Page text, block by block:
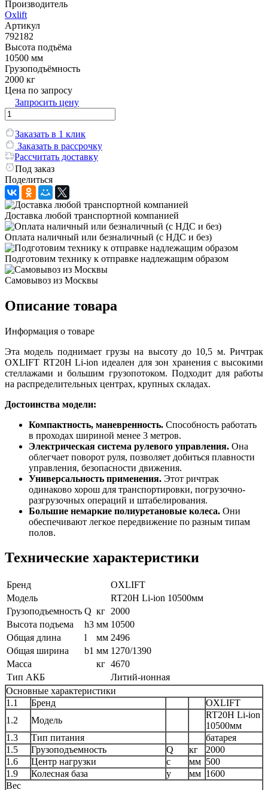
Производитель
Oxlift
Артикул
792182
Высота подъёма
10500 мм
Грузоподъёмность
2000 кг
Цена по запросу
Запросить цену
Заказать в 1 клик
Заказать в рассрочку
Рассчитать доставку
Под заказ
Поделиться
Доставка любой транспортной компанией
Оплата наличный или безналичный (с НДС и без)
Подготовим технику к отправке надлежащим образом
Самовывоз из Москвы
Описание товара
Информация о товаре
Эта модель поднимает грузы на высоту до 10,5 м. Ричтрак
OXLIFT RT20H Li-ion идеален для зон хранения с высокими
стеллажами и большим грузопотоком. Подходит для работы
на распределительных центрах, крупных складах.
Достоинства модели:
Компактность, маневренность. Способность работать
в проходах шириной менее 3 метров.
Электрическая система рулевого управления. Она
облегчает поворот руля, позволяет добиться плавности
управления, безопасности движения.
Универсальность применения. Этот ричтрак
одинаково хорош для транспортировки, погрузочно-
разгрузочных операций и штабелирования.
Большие немаркие полиуретановые колеса. Они
обеспечивают легкое передвижение по разным типам
полов.
Технические характеристики
Бренд
OXLIFT
Модель
RT20H Li-ion 10500мм
Грузоподъемность Q кг 2000
Высота подъема
h3 мм 10500
Общая длина
l мм 2496
Общая ширина
b1 мм 1270/1390
Масса
кг 4670
Тип АКБ
Литий-ионная
Основные характеристики
1.1
Бренд
OXLIFT
1.2
Модель
RT20H Li-ion
10500мм
1.3
Тип питания
батарея
1.5
Грузоподъемность Q кг
2000
1.6
Центр нагрузки c мм 500
1.9
Колесная база y мм 1600
Вес